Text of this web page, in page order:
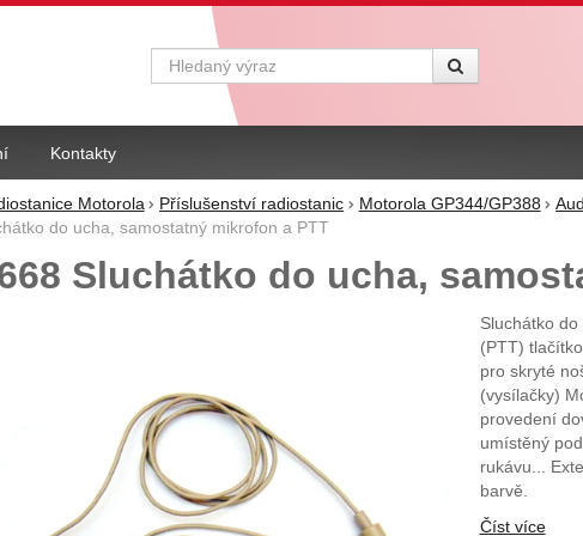
Motorola Příslušenství radiostanic Motorola GP344/GP388
do ucha, samostatný mikrofon a PTT
Sluchátko do ucha,
Sluchátko
(PTT)
pro skryté
(vysílačky)
provedení
umístěný
rukávu...
barvě.
Číst více
Kontakty
Vyhledávání